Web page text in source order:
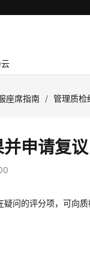
座席指南 / 管理质检
申请复议
问的评分项，可向质